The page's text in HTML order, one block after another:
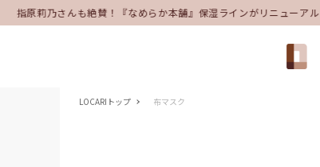
指原莉乃さんも絶賛！『なめらか本舗』保湿ラインがリニューアル
LOCARIトップ 布マスク